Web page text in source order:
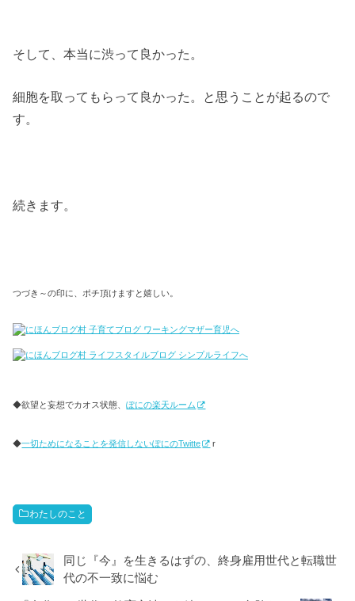
そして、本当に渋って良かった。
細胞を取ってもらって良かった。と思うことが起るので
す。
続きます。
つづき～の印に、ポチ頂けますと嬉しい。
◆欲望と妄想でカオス状態、ぽにの楽天ルーム
◆一切ためになることを発信しないぽにのTwitte r
わたしのこと
同じ『今』を生きるはずの、終身雇用世代と転職世
代の不一致に悩む